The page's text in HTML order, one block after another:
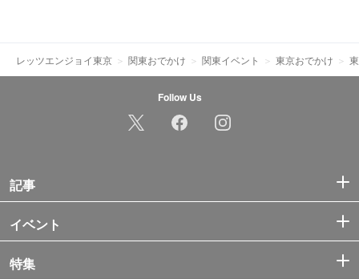
レッツエンジョイ東京 関東おでかけ 関東イベント 東京おでかけ
Follow Us
記事
イベント
特集